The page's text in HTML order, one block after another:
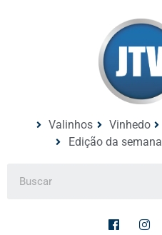
Valinhos Vinhedo
Edição da semana